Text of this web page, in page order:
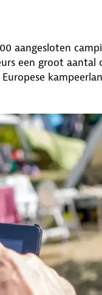
aangesloten
een groot aantal